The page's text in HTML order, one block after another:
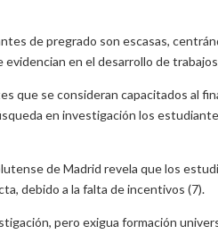
de pregrado son escasas,
en el desarrollo de
que se consideran capacitados al
en investigación los
de Madrid revela que los
debido a la falta de incentivos (7).
pero exigua formación